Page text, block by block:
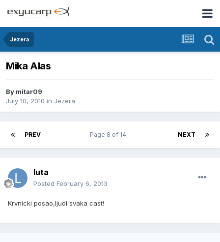
Jezera
Mika Alas
By mitar09
July 10, 2010 in Jezera
PREV NEXT
Page 8 of 14
luta
Posted February 6, 2013
Krvnicki posao,ljudi svaka cast!